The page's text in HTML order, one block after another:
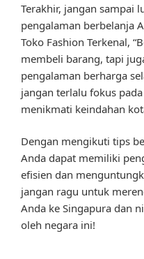
Terakhir, jangan sampai
pengalaman berbelanja
Toko Fashion Terkenal,
membeli barang, tapi
pengalaman berharga
jangan terlalu fokus
menikmati keindahan
Dengan mengikuti tips
Anda dapat memiliki
efisien dan
jangan ragu untuk
Anda ke Singapura dan
oleh negara ini!